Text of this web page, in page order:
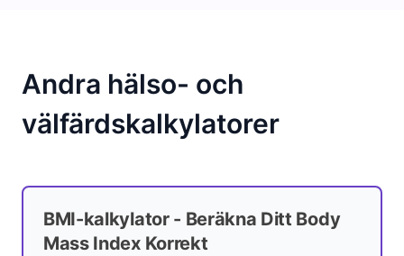
Andra hälso- och
välfärdskalkylatorer
BMI-kalkylator - Beräkna Ditt Body
Mass Index Korrekt